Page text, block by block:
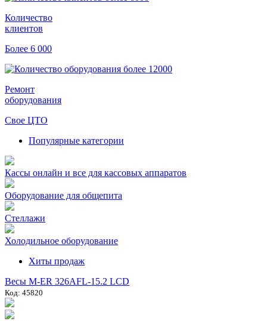
Количество
клиентов
Более 6 000
Ремонт
оборудования
Свое ЦТО
Популярные категории
Кассы онлайн и все для кассовых аппаратов
Оборудование для общепита
Стеллажи
Холодильное оборудование
Хиты продаж
Весы M-ER 326AFL-15.2 LCD
Код: 45820